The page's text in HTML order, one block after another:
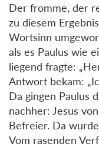
Der fromme, der
zu diesem
Wortsinn
als es Paulus wie
liegend fragte:
Antwort bekam:
Da gingen Paulus
nachher: Jesus
Befreier. Da
Vom rasenden